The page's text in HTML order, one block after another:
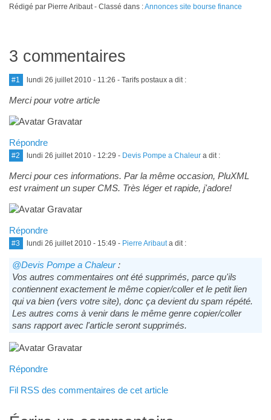
Rédigé par Pierre Aribaut - Classé dans :Annonces site bourse finance
3 commentaires
#1 lundi 26 juillet 2010 - 11:26 - Tarifs postaux a dit :
Merci pour votre article
Répondre
#2 lundi 26 juillet 2010 - 12:29 - Devis Pompe a Chaleura dit :
Merci pour ces informations. Par la même occasion, PluXML
est vraiment un super CMS. Très léger et rapide, j'adore!
Répondre
#3 lundi 26 juillet 2010 - 15:49 - Pierre Aribauta dit :
@Devis Pompe a Chaleur:
Vos autres commentaires ont été supprimés, parce qu'ils
contiennent exactement le même copier/coller et le petit lien
qui va bien (vers votre site), donc ça devient du spam répété.
Les autres coms à venir dans le même genre copier/coller
sans rapport avec l'article seront supprimés.
Répondre
Fil RSS des commentaires de cet article